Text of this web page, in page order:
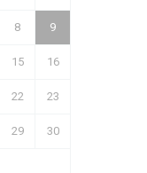
8 9
15 16
22 23
29 30